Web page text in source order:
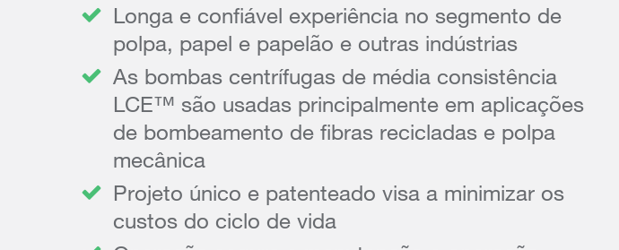
Longa e confiável experiência no segmento de
polpa, papel e papelão e outras indústrias
As bombas centrífugas de média consistência
LCE™ são usadas principalmente em aplicações
de bombeamento de fibras recicladas e polpa
mecânica
Projeto único e patenteado visa a minimizar os
custos do ciclo de vida